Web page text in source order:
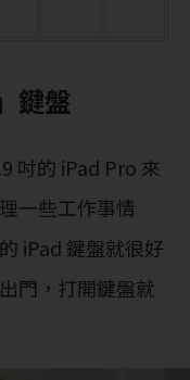
鍵盤
吋的 iPad Pro 來
一些工作事情
iPad 鍵盤就很好
門，打開鍵盤就